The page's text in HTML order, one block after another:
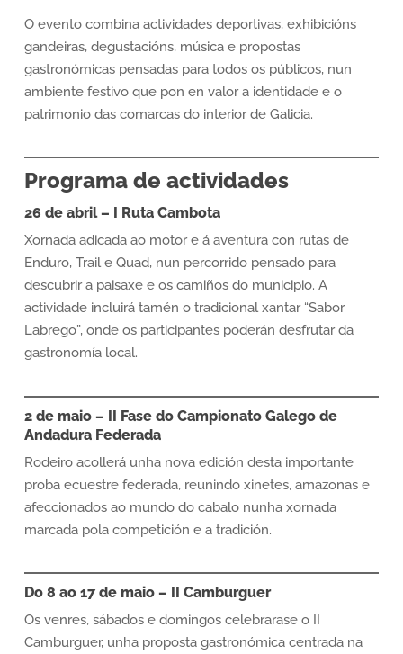
O evento combina actividades deportivas, exhibicións
gandeiras, degustacións, música e propostas
gastronómicas pensadas para todos os públicos, nun
ambiente festivo que pon en valor a identidade e o
patrimonio das comarcas do interior de Galicia.
Programa de actividades
26 de abril – I Ruta Cambota
Xornada adicada ao motor e á aventura con rutas de
Enduro, Trail e Quad, nun percorrido pensado para
descubrir a paisaxe e os camiños do municipio. A
actividade incluirá tamén o tradicional xantar “Sabor
Labrego”, onde os participantes poderán desfrutar da
gastronomía local.
2 de maio – II Fase do Campionato Galego de
Andadura Federada
Rodeiro acollerá unha nova edición desta importante
proba ecuestre federada, reunindo xinetes, amazonas e
afeccionados ao mundo do cabalo nunha xornada
marcada pola competición e a tradición.
Do 8 ao 17 de maio – II Camburguer
Os venres, sábados e domingos celebrarase o II
Camburguer, unha proposta gastronómica centrada na